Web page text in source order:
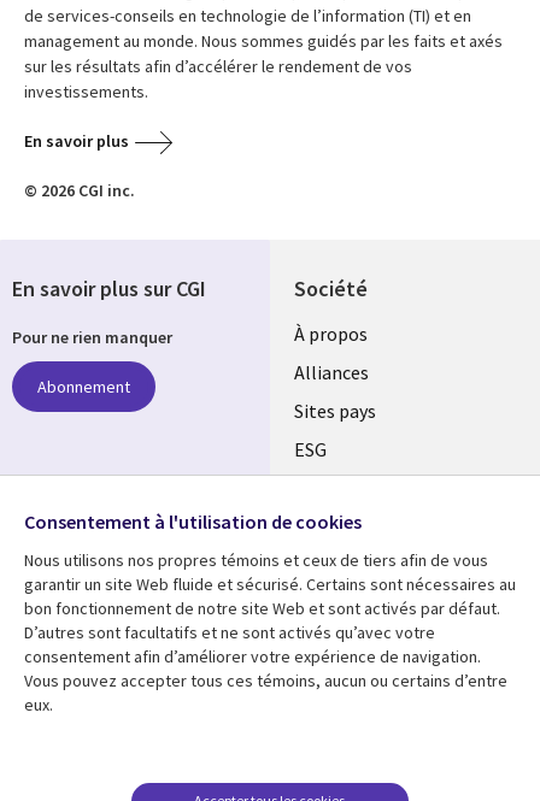
de services-conseils en technologie de l’information (TI) et en
management au monde. Nous sommes guidés par les faits et axés
sur les résultats afin d’accélérer le rendement de vos
investissements.
En savoir plus
© 2026 CGI inc.
Société
À propos
Alliances
Sites pays
ESG
Fusions
Salle de presse
Ressources
Articles
Études de cas
Support
Restrictions et
En savoir plus sur CGI
Pour ne rien manquer
Abonnement
Suivez-nous
Social
Media
Global
FR
Consentement à l'utilisation de cookies
Nous utilisons nos propres témoins et ceux de tiers afin de vous
garantir un site Web fluide et sécurisé. Certains sont nécessaires au
bon fonctionnement de notre site Web et sont activés par défaut.
D’autres sont facultatifs et ne sont activés qu’avec votre
consentement afin d’améliorer votre expérience de navigation.
Vous pouvez accepter tous ces témoins, aucun ou certains d’entre
eux.